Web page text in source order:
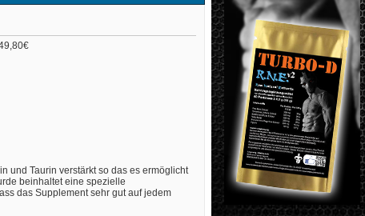
und Taurin verstärkt so das es ermöglicht
beinhaltet eine spezielle
das Supplement sehr gut auf jedem